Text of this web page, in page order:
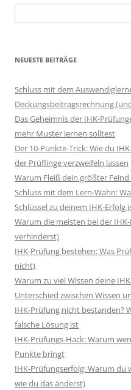
nach:
NEUESTE BEITRÄGE
Schluss mit dem
Deckungsbeitragsrechnung
Das Geheimnis der IHK-
mehr Muster lernen solltest
Der 10-Punkte-Trick: Wie du
der Prüflinge verzweifeln lassen
Warum Fleiß dein größter
Schluss mit dem Lern-Wahn:
Schlüssel zu deinem IHK-Erfolg
Warum die meisten bei der
verhinderst)
IHK-Prüfung bestehen: Was
nicht)
Warum zu viel Wissen deine
Unterschied zwischen Wissen
IHK-Prüfung nicht bestanden?
falsche Lösung ist
IHK-Prüfungs-Hack: Warum
Punkte bringt
IHK-Prüfungserfolg: Warum du
wie du das änderst)